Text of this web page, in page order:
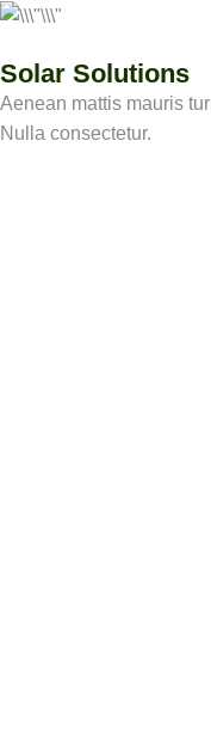
Solar Solutions
Aenean mattis mauris
Nulla consectetur.